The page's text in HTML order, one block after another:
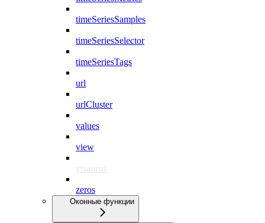
timeSeriesSamples
timeSeriesSelector
timeSeriesTags
url
urlCluster
values
view
ytsaurus
zeros
Оконные функции